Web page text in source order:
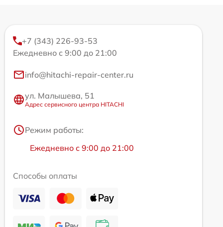
+7 (343) 226-93-53
Ежедневно с 9:00 до 21:00
info@hitachi-repair-center.ru
ул. Малышева, 51
Адрес сервисного центра HITACHI
Режим работы:
Ежедневно с 9:00 до 21:00
Способы оплаты